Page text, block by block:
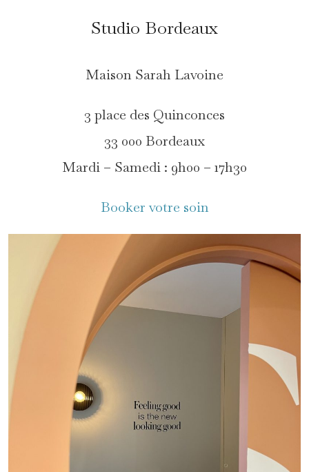
Studio Bordeaux
Maison Sarah Lavoine
3 place des Quinconces
33 000 Bordeaux
Mardi – Samedi : 9h00 – 17h30
Booker votre soin